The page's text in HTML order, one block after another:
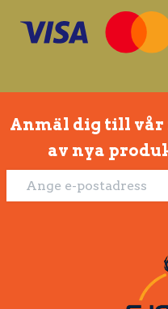
Anmäl dig till vår
av nya